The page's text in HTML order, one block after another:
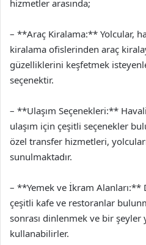
hizmetler arasında;
– **Araç Kiralama:** Yolcular,
kiralama ofislerinden araç
güzelliklerini keşfetmek
seçenektir.
– **Ulaşım Seçenekleri:**
ulaşım için çeşitli seçenekler
özel transfer hizmetleri,
sunulmaktadır.
– **Yemek ve İkram Alanları:**
çeşitli kafe ve restoranlar
sonrası dinlenmek ve bir şeyler
kullanabilirler.